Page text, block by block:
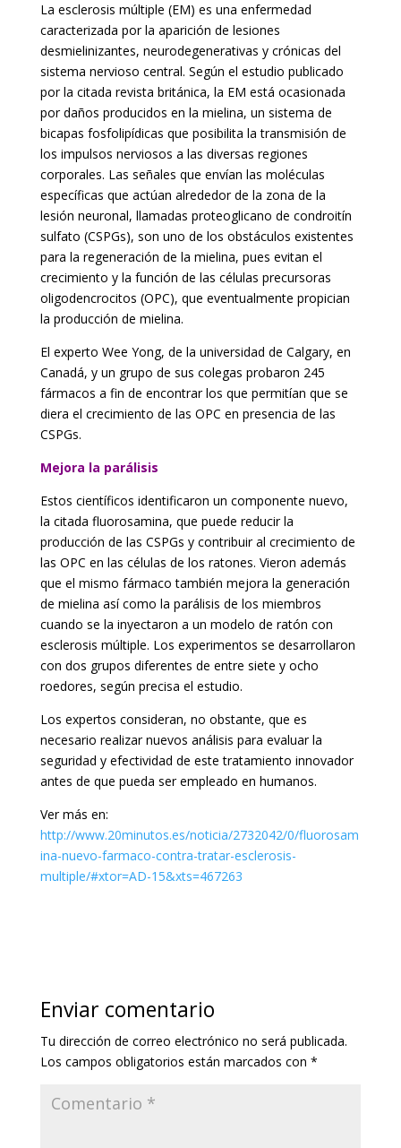
La esclerosis múltiple (EM) es una enfermedad
caracterizada por la aparición de lesiones
desmielinizantes, neurodegenerativas y crónicas del
sistema nervioso central. Según el estudio publicado
por la citada revista británica, la EM está ocasionada
por daños producidos en la mielina, un sistema de
bicapas fosfolipídicas que posibilita la transmisión de
los impulsos nerviosos a las diversas regiones
corporales. Las señales que envían las moléculas
específicas que actúan alrededor de la zona de la
lesión neuronal, llamadas proteoglicano de condroitín
sulfato (CSPGs), son uno de los obstáculos existentes
para la regeneración de la mielina, pues evitan el
crecimiento y la función de las células precursoras
oligodencrocitos (OPC), que eventualmente propician
la producción de mielina.
El experto Wee Yong, de la universidad de Calgary, en
Canadá, y un grupo de sus colegas probaron 245
fármacos a fin de encontrar los que permitían que se
diera el crecimiento de las OPC en presencia de las
CSPGs.
Mejora la parálisis
Estos científicos identificaron un componente nuevo,
la citada fluorosamina, que puede reducir la
producción de las CSPGs y contribuir al crecimiento de
las OPC en las células de los ratones. Vieron además
que el mismo fármaco también mejora la generación
de mielina así como la parálisis de los miembros
cuando se la inyectaron a un modelo de ratón con
esclerosis múltiple. Los experimentos se desarrollaron
con dos grupos diferentes de entre siete y ocho
roedores, según precisa el estudio.
Los expertos consideran, no obstante, que es
necesario realizar nuevos análisis para evaluar la
seguridad y efectividad de este tratamiento innovador
antes de que pueda ser empleado en humanos.
Ver más en:
http://www.20minutos.es/noticia/2732042/0/fluorosam
ina-nuevo-farmaco-contra-tratar-esclerosis-
multiple/#xtor=AD-15&xts=467263
Enviar comentario
Tu dirección de correo electrónico no será publicada.
Los campos obligatorios están marcados con *